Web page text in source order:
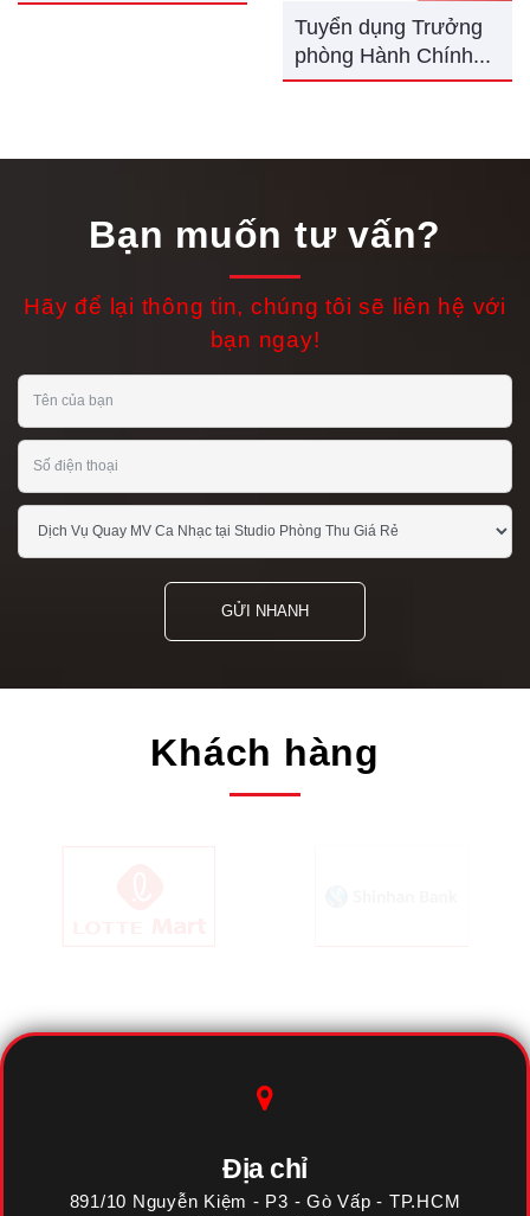
Tuyển dụng Trưởng
phòng Hành Chính...
Bạn muốn tư vấn?
Hãy để lại thông tin, chúng tôi sẽ liên hệ với
bạn ngay!
GỬI NHANH
Khách hàng
Địa chỉ
891/10 Nguyễn Kiệm - P3 - Gò Vấp - TP.HCM